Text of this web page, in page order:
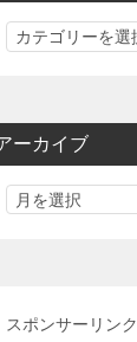
カ
リ
ーカイブ
スポンサーリンク